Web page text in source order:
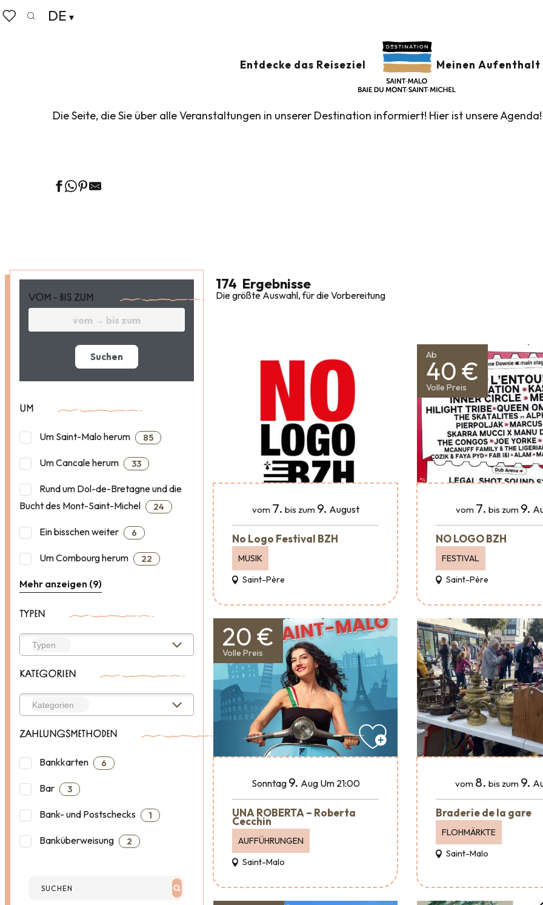
Aller
au
DE
Entdecke das Reiseziel Meinen
Startseite
VERANSTALTUNGSKALENDERAjouter
Die Seite, die Sie über alle Veranstaltungen in unserer Destination informiert! Hier ist unsere Agenda!
VOM - BIS ZUM
Suchen
UM
Um Saint-Malo herum 85
Um Cancale herum 33
Rund um Dol-de-Bretagne und die
Bucht des Mont-Saint-Michel
24
Ein bisschen weiter 6
Um Combourg herum 22
Mehr anzeigen (9)
TYPEN
KATEGORIEN
ZAHLUNGSMETHODEN
Bankkarten 6
Bar 3
Bank- und Postschecks 1
Banküberweisung 2
174 Ergebnisse
Die größte Auswahl, für die Vorbereitung
vom 7. bis zum 9. August
No Logo Festival BZH
MUSIK
Saint-Père
Ab
40 €
Volle Preis
vom 7. bis zum 9.
NO LOGO BZH
FESTIVAL
Saint-Père
20 €
Volle Preis
Sonntag 9. Aug Um 21:00
UNA ROBERTA – Roberta
Cecchin
AUFFÜHRUNGEN
Saint-Malo
vom 8. bis zum 9.
Braderie de la gare
FLOHMÄRKTE
Saint-Malo